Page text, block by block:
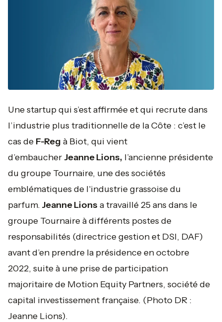
Une startup qui s’est affirmée et qui recrute dans
l’industrie plus traditionnelle de la Côte : c’est le
cas de F-Reg à Biot, qui vient
d’embaucher Jeanne Lions, l’ancienne présidente
du groupe Tournaire, une des sociétés
emblématiques de l'industrie grassoise du
parfum. Jeanne Lions a travaillé 25 ans dans le
groupe Tournaire à différents postes de
responsabilités (directrice gestion et DSI, DAF)
avant d’en prendre la présidence en octobre
2022, suite à une prise de participation
majoritaire de Motion Equity Partners, société de
capital investissement française. (Photo DR :
Jeanne Lions).